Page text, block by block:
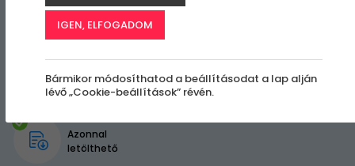
Azonnal
letölthető
IGEN, ELFOGADOM
Bármikor módosíthatod a beállításodat a lap alján
lévő „Cookie-beállítások” révén.